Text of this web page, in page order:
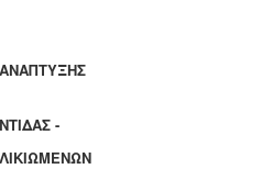
ΑΝΑΠΤΥΞΗΣ
-